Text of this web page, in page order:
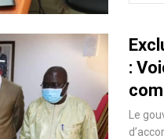
:
Le